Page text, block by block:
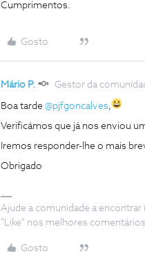
Cumprimentos.
Gosto
Mário P. Gestor da
Boa tarde @pjfgoncalves,
Verificámos que já nos enviou
Iremos responder-lhe o mais
Obrigado
Ajude a comunidade a
"Like" nos melhores
Gosto